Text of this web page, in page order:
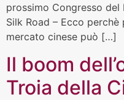
prossimo Congresso
Silk Road – Ecco perchè
mercato cinese può […]
Il boom
Troia della